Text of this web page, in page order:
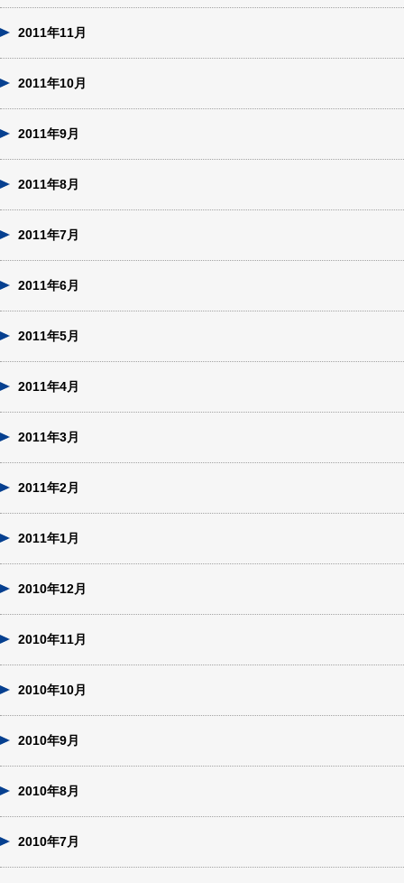
2011年11月
2011年10月
2011年9月
2011年8月
2011年7月
2011年6月
2011年5月
2011年4月
2011年3月
2011年2月
2011年1月
2010年12月
2010年11月
2010年10月
2010年9月
2010年8月
2010年7月